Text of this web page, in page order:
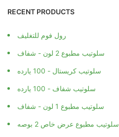
RECENT PRODUCTS
رول فوم للتغليف
سلوتيب مطبوع 2 لون - شفاف
سلوتيب كريستال - 100 يارده
سلوتيب شفاف - 100 يارده
سلوتيب مطبوع 1 لون - شفاف
سلوتيب مطبوع عرض خاص 2 بوصه